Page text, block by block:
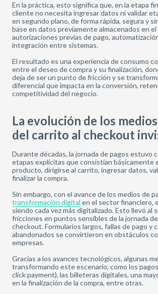
En la práctica, esto significa que, en la etapa
cliente no necesita ingresar datos ni validar
en segundo plano, de forma rápida, segura y
base en datos previamente almacenados en
autorizaciones previas de pago,
integración entre sistemas.
El resultado es una experiencia de consumo
entre el deseo de compra y su finalización,
deja de ser un punto de fricción y se
diferencial que impacta en la conversión,
competitividad del negocio.
La evolución de los
del carrito al checkout
Durante décadas, la jornada de pagos estuvo
etapas explícitas que consistían básicamente
producto, dirigirse al carrito, ingresar datos,
finalizar la compra.
Sin embargo, con el avance de los medios de
transformación digital en el sector financiero,
siendo cada vez más digitalizado. Esto llevó al
fricciones en puntos sensibles de la jornada
checkout. Formularios largos, fallas de pago y
abandonados se convirtieron en obstáculos
empresas.
Gracias a los avances tecnológicos, algunas
transformando este escenario, como los
click payment), las billeteras digitales, una
en la finalización de la compra, entre otras.